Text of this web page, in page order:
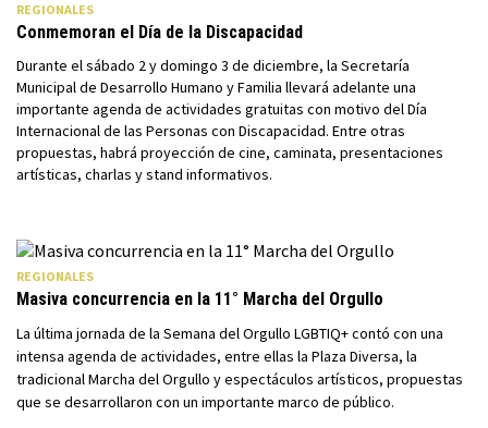
REGIONALES
Conmemoran el Día de la Discapacidad
Durante el sábado 2 y domingo 3 de diciembre, la Secretaría
Municipal de Desarrollo Humano y Familia llevará adelante una
importante agenda de actividades gratuitas con motivo del Día
Internacional de las Personas con Discapacidad. Entre otras
propuestas, habrá proyección de cine, caminata, presentaciones
artísticas, charlas y stand informativos.
REGIONALES
Masiva concurrencia en la 11° Marcha del Orgullo
La última jornada de la Semana del Orgullo LGBTIQ+ contó con una
intensa agenda de actividades, entre ellas la Plaza Diversa, la
tradicional Marcha del Orgullo y espectáculos artísticos, propuestas
que se desarrollaron con un importante marco de público.